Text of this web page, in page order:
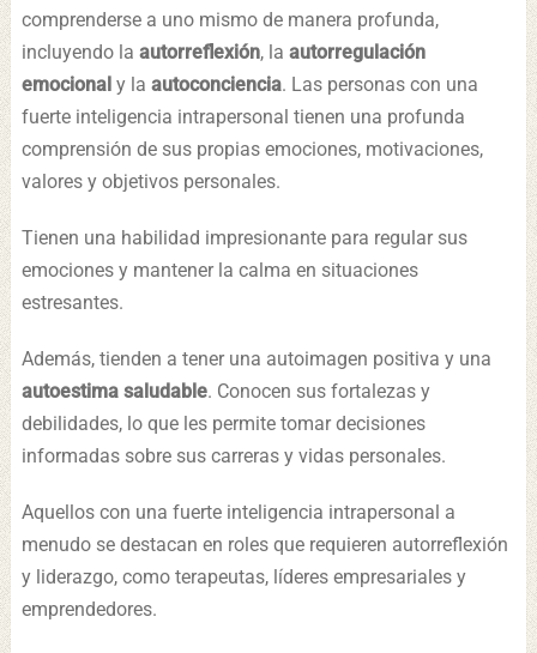
comprenderse a uno mismo de manera profunda,
incluyendo la autorreflexión, la autorregulación
emocionaly la autoconciencia. Las personas con una
fuerte inteligencia intrapersonal tienen una profunda
comprensión de sus propias emociones, motivaciones,
valores y objetivos personales.
Tienen una habilidad impresionante para regular sus
emociones y mantener la calma en situaciones
estresantes.
Además, tienden a tener una autoimagen positiva y una
autoestima saludable. Conocen sus fortalezas y
debilidades, lo que les permite tomar decisiones
informadas sobre sus carreras y vidas personales.
Aquellos con una fuerte inteligencia intrapersonal a
menudo se destacan en roles que requieren autorreflexión
y liderazgo, como terapeutas, líderes empresariales y
emprendedores.